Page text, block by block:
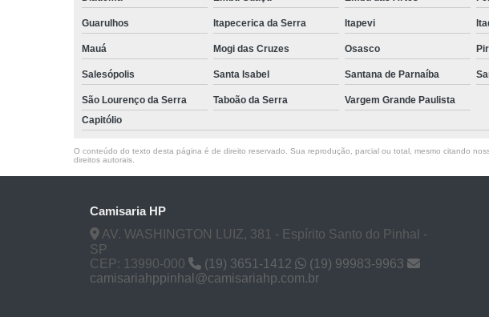
Guarulhos Itapecerica da Serra Itapevi
Mauá Mogi das Cruzes Osasco
Salesópolis Santa Isabel Santana de Parnaíba
São Lourenço da Serra Taboão da Serra
Vargem Grande Paulista
Capitólio
O conteúdo do texto desta página é de direito reservado. Sua reprodução, parcial ou total, mesmo citando
direitos autorais
Camisaria HP
AV. WASHINGTON LUIZ, 381 - Espírito Santo do Pinhal -
SP
CEP: 13990-000
(19) 3651-1412
(19) 99983-9963
camisariahppinhal@camisariahp.com.br